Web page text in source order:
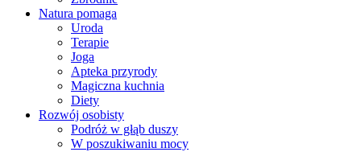
Natura pomaga
Uroda
Terapie
Joga
Apteka przyrody
Magiczna kuchnia
Diety
Rozwój osobisty
Podróż w głąb duszy
W poszukiwaniu mocy